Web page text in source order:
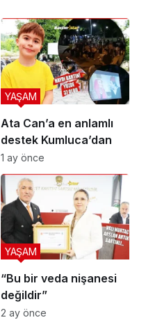
Ata Can’a en anlamlı
destek Kumluca’dan
YAŞAM
1 ay önce
“Bu bir veda nişanesi
değildir”
YAŞAM
2 ay önce